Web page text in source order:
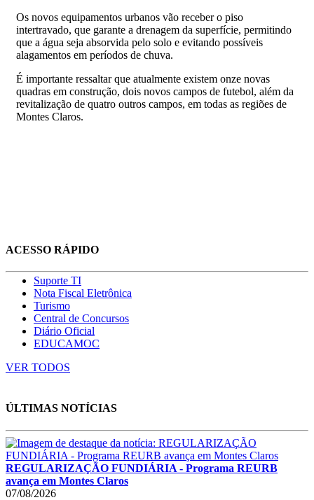
Os novos equipamentos urbanos vão receber o piso
intertravado, que garante a drenagem da superfície, permitindo
que a água seja absorvida pelo solo e evitando possíveis
alagamentos em períodos de chuva.
É importante ressaltar que atualmente existem onze novas
quadras em construção, dois novos campos de futebol, além da
revitalização de quatro outros campos, em todas as regiões de
Montes Claros.
ACESSO RÁPIDO
Suporte TI
Nota Fiscal Eletrônica
Turismo
Central de Concursos
Diário Oficial
EDUCAMOC
VER TODOS
ÚLTIMAS NOTÍCIAS
REGULARIZAÇÃO FUNDIÁRIA - Programa REURB
avança em Montes Claros
07/08/2026